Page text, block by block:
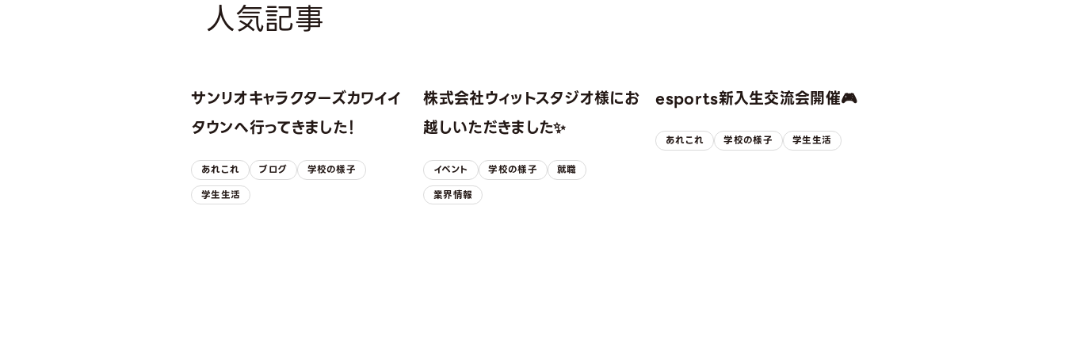
人気記事
サンリオキャラクターズカワイイ
タウンへ行ってきました！
あれこれ ブログ
学校の様子
学生生活
株式会社ウィットスタジオ様にお
越しいただきました✨
イベント 学校の様子
就職
業界情報
esports新入生交流会開催🎮
あれこれ 学校の様子 学生生活